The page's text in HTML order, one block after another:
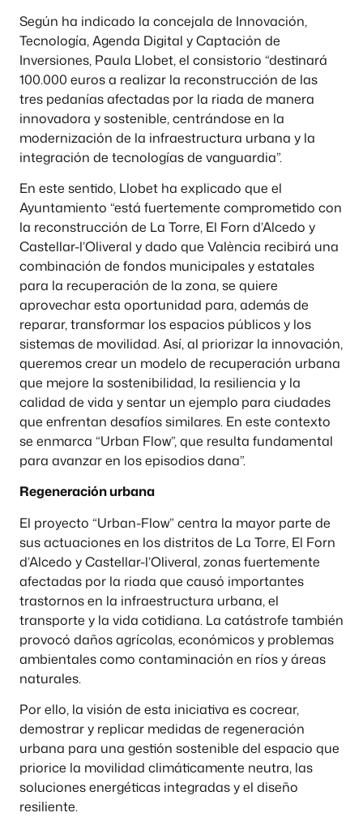
Según ha indicado la concejala de Innovación,
Tecnología, Agenda Digital y Captación de
Inversiones, Paula Llobet, el consistorio “destinará
100.000 euros a realizar la reconstrucción de las
tres pedanías afectadas por la riada de manera
innovadora y sostenible, centrándose en la
modernización de la infraestructura urbana y la
integración de tecnologías de vanguardia”.
En este sentido, Llobet ha explicado que el
Ayuntamiento “está fuertemente comprometido con
la reconstrucción de La Torre, El Forn d’Alcedo y
Castellar-l’Oliveral y dado que València recibirá una
combinación de fondos municipales y estatales
para la recuperación de la zona, se quiere
aprovechar esta oportunidad para, además de
reparar, transformar los espacios públicos y los
sistemas de movilidad. Así, al priorizar la innovación,
queremos crear un modelo de recuperación urbana
que mejore la sostenibilidad, la resiliencia y la
calidad de vida y sentar un ejemplo para ciudades
que enfrentan desafíos similares. En este contexto
se enmarca “Urban Flow”, que resulta fundamental
para avanzar en los episodios dana”.
Regeneración urbana
El proyecto “Urban-Flow” centra la mayor parte de
sus actuaciones en los distritos de La Torre, El Forn
d’Alcedo y Castellar-l’Oliveral, zonas fuertemente
afectadas por la riada que causó importantes
trastornos en la infraestructura urbana, el
transporte y la vida cotidiana. La catástrofe también
provocó daños agrícolas, económicos y problemas
ambientales como contaminación en ríos y áreas
naturales.
Por ello, la visión de esta iniciativa es cocrear,
demostrar y replicar medidas de regeneración
urbana para una gestión sostenible del espacio que
priorice la movilidad climáticamente neutra, las
soluciones energéticas integradas y el diseño
resiliente.